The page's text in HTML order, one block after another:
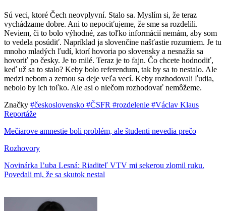
Sú veci, ktoré Čech neovplyvní. Stalo sa. Myslím si, že teraz
vychádzame dobre. Ani to nepociťujeme, že sme sa rozdelili.
Neviem, či to bolo výhodné, zas toľko informácií nemám, aby som
to vedela posúdiť. Napríklad ja slovenčine našťastie rozumiem. Je tu
mnoho mladých ľudí, ktorí hovoria po slovensky a nesnažia sa
hovoriť po česky. Je to milé. Teraz je to fajn. Čo chcete hodnodiť,
keď už sa to stalo? Keby bolo referendum, tak by sa to nestalo. Ale
medzi nebom a zemou sa deje veľa vecí. Keby rozhodovali ľudia,
nebolo by ich toľko. Ale asi o niečom rozhodovať nemôžeme.
Značky #československo #ČSFR #rozdelenie #Václav Klaus
Reportáže
Mečiarove amnestie boli problém, ale študenti nevedia prečo
Rozhovory
Novinárka Ľuba Lesná: Riaditeľ VTV mi sekerou zlomil ruku.
Povedali mi, že sa skutok nestal